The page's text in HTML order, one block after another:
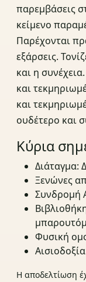
παρεμβάσεις
κείμενο
Παρέχονται
εξάρσεις.
και η
και
και
ουδέτερο και
Κύρια
Διάταγμα:
Ξενώνες
Συνδρομή
Φυσική
Η αποδελτίωση